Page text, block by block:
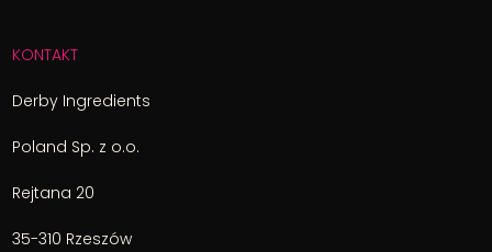
KONTAKT
Derby Ingredients
Poland Sp. z o.o.
Rejtana 20
35-310 Rzeszów